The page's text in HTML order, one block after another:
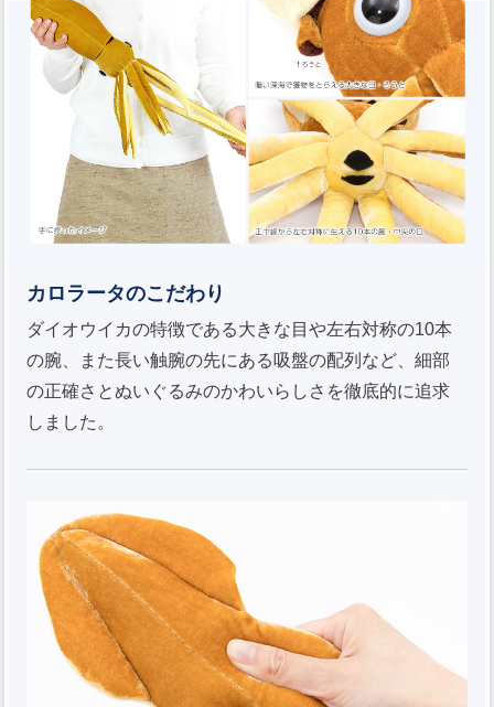
カロラータのこだわり
ダイオウイカの特徴である大きな目や左右対称の10本
の腕、また長い触腕の先にある吸盤の配列など、細部
の正確さとぬいぐるみのかわいらしさを徹底的に追求
しました。